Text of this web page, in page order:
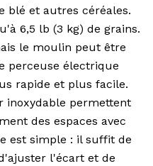
blé et autres céréales.
6,5 lb (3 kg) de grains.
le moulin peut être
perceuse électrique
rapide et plus facile.
inoxydable permettent
des espaces avec
est simple : il suffit de
l'écart et de